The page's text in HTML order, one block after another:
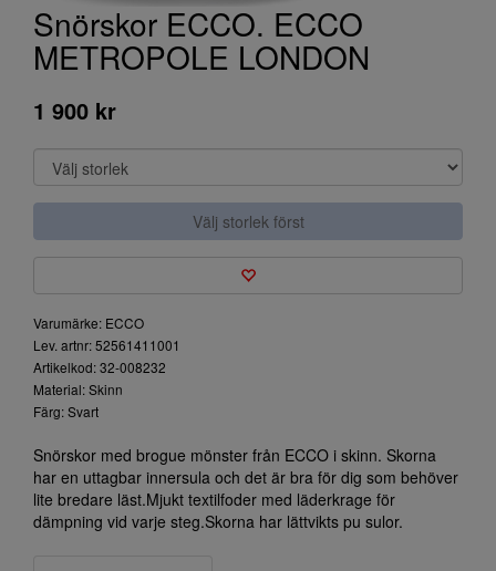
Snörskor ECCO. ECCO
METROPOLE LONDON
1 900 kr
Välj storlek först
Varumärke: ECCO
Lev. artnr: 52561411001
Artikelkod: 32-008232
Material: Skinn
Färg: Svart
Snörskor med brogue mönster från ECCO i skinn. Skorna
har en uttagbar innersula och det är bra för dig som behöver
lite bredare läst.Mjukt textilfoder med läderkrage för
dämpning vid varje steg.Skorna har lättvikts pu sulor.